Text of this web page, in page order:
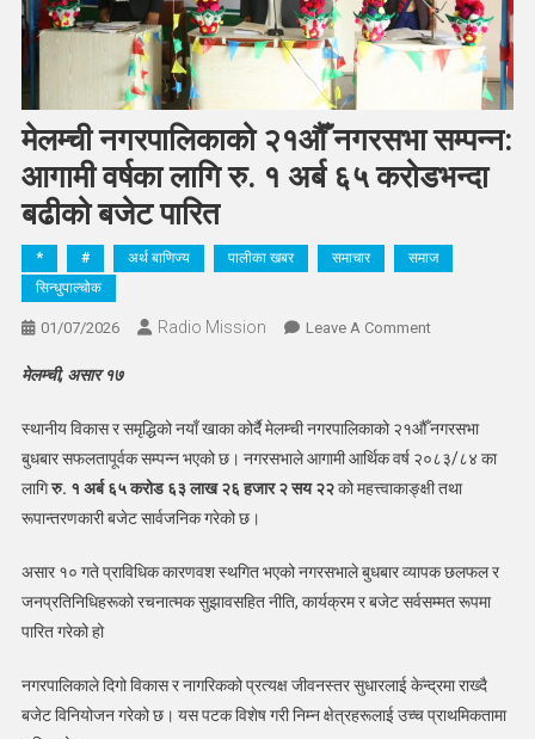
मेलम्ची नगरपालिकाको २१औँ नगरसभा सम्पन्न:
आगामी वर्षका लागि रु. १ अर्ब ६५ करोडभन्दा
बढीको बजेट पारित
* # अर्थ बाणिज्य पालीका खबर समाचार
समाज
सिन्धुपाल्चोक
01/07/2026 Radio Mission Leave A CommentOn
नगरसभा
सम्पन्न:
आगामी
रु.
१
करोडभन्दा
बढीको
मेलम्ची, असार १७
स्थानीय विकास र समृद्धिको नयाँ खाका कोर्दै मेलम्ची नगरपालिकाको २१औँ नगरसभा
बुधबार सफलतापूर्वक सम्पन्न भएको छ। नगरसभाले आगामी आर्थिक वर्ष २०८३/८४ का
लागिरु. १ अर्ब ६५ करोड ६३ लाख २६ हजार २ सय २२को महत्त्वाकाङ्क्षी तथा
रूपान्तरणकारी बजेट सार्वजनिक गरेको छ।
असार १० गते प्राविधिक कारणवश स्थगित भएको नगरसभाले बुधबार व्यापक छलफल र
जनप्रतिनिधिहरूको रचनात्मक सुझावसहित नीति, कार्यक्रम र बजेट सर्वसम्मत रूपमा
पारित गरेको हो
नगरपालिकाले दिगो विकास र नागरिकको प्रत्यक्ष जीवनस्तर सुधारलाई केन्द्रमा राख्दै
बजेट विनियोजन गरेको छ। यस पटक विशेष गरी निम्न क्षेत्रहरूलाई उच्च प्राथमिकतामा